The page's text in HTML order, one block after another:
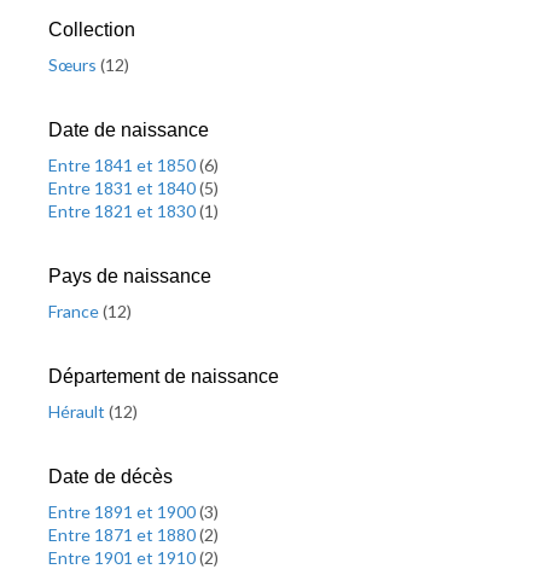
Collection
Sœurs (12)
Date de naissance
Entre 1841 et 1850(6)
Entre 1831 et 1840(5)
Entre 1821 et 1830(1)
Pays de naissance
France(12)
Département de naissance
Hérault (12)
Date de décès
Entre 1891 et 1900(3)
Entre 1871 et 1880(2)
Entre 1901 et 1910(2)